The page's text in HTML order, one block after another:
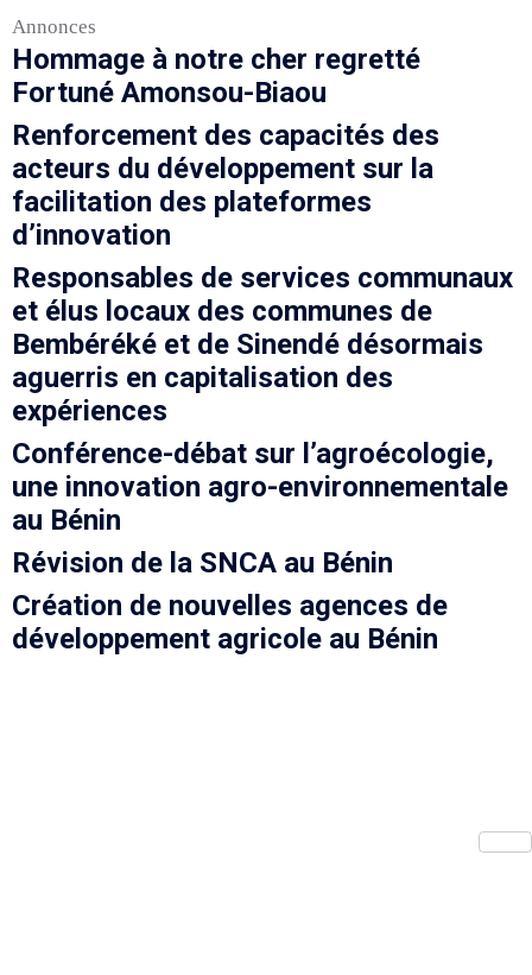
Annonces
Hommage à notre cher regretté
Fortuné Amonsou-Biaou
Renforcement des capacités des
acteurs du développement sur la
facilitation des plateformes
d’innovation
Responsables de services communaux
et élus locaux des communes de
Bembéréké et de Sinendé désormais
aguerris en capitalisation des
expériences
Conférence-débat sur l’agroécologie,
une innovation agro-environnementale
au Bénin
Révision de la SNCA au Bénin
Création de nouvelles agences de
développement agricole au Bénin